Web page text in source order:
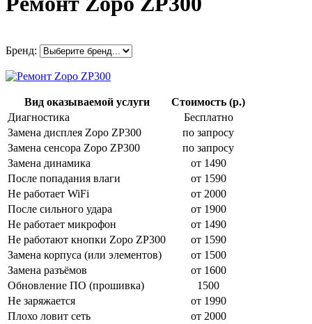
Бренд:
Вид оказываемой услуги
Стоимость (р.)
Диагностика
Бесплатно
Замена дисплея Zopo ZP300
по запросу
Замена сенсора Zopo ZP300
по запросу
Замена динамика
от 1490
После попадания влаги
от 1590
Не работает WiFi
от 2000
После сильного удара
от 1900
Не работает микрофон
от 1490
Не работают кнопки Zopo ZP300
от 1590
Замена корпуса (или элементов)
от 1500
Замена разъёмов
от 1600
Обновление ПО (прошивка)
1500
Не заряжается
от 1990
Плохо ловит сеть
от 2000